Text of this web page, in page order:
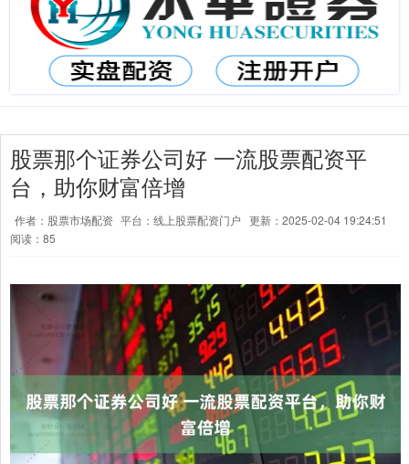
股票那个证券公司好 一流股票配资平
台，助你财富倍增
作者：股票市场配资 平台：线上股票配资门户 更新：2025-02-04 19:24:51
阅读：85